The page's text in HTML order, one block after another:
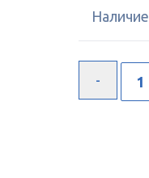
Наличие